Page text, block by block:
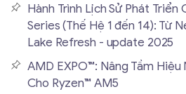
Hành Trình Lịch Sử Phát Triển
Series (Thế Hệ 1 đến 14): Từ
Lake Refresh - update 2025
AMD EXPO™: Nâng Tầm Hiệu
Cho Ryzen™ AM5